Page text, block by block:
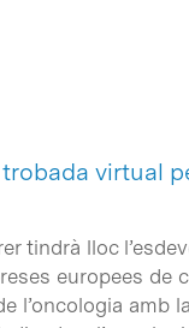
virtual
tindrà lloc
europees de
l’oncologia amb